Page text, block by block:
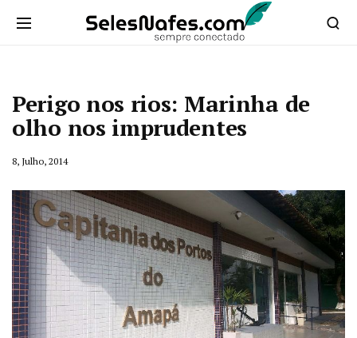
Perigo nos rios: Marinha de
olho nos imprudentes
8, Julho, 2014